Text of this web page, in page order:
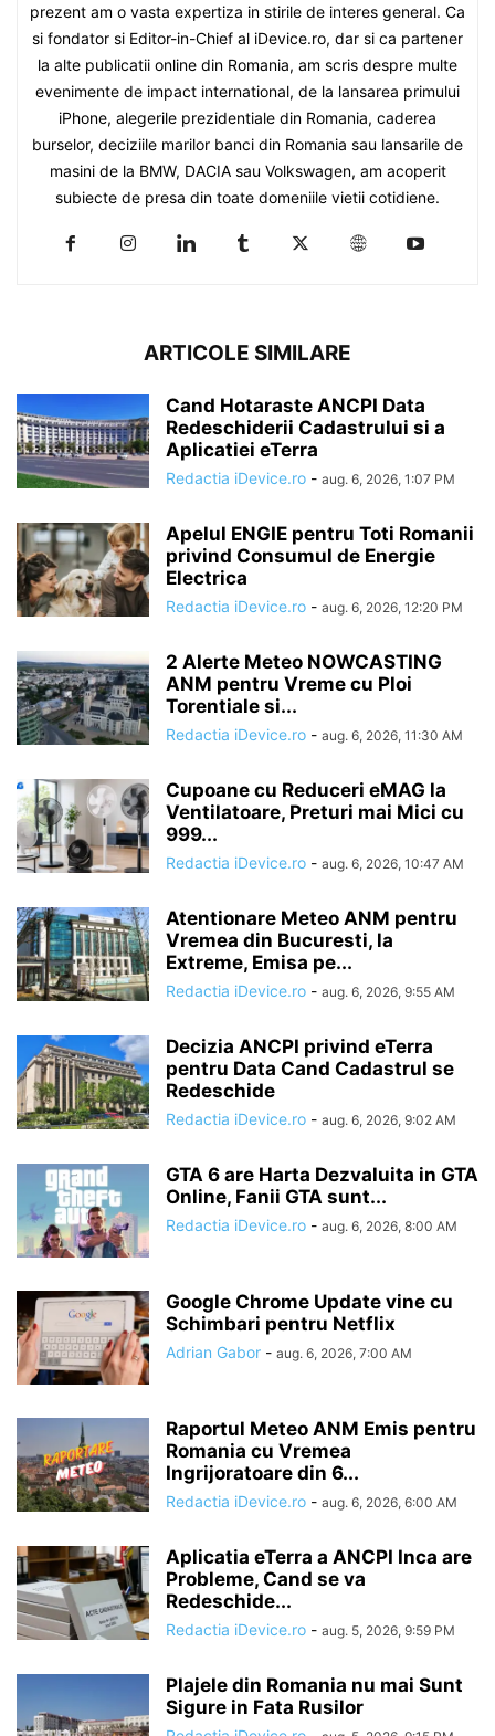
prezent am o vasta expertiza in stirile de interes general. Ca
si fondator si Editor-in-Chief al iDevice.ro, dar si ca partener
la alte publicatii online din Romania, am scris despre multe
evenimente de impact international, de la lansarea primului
iPhone, alegerile prezidentiale din Romania, caderea
burselor, deciziile marilor banci din Romania sau lansarile de
masini de la BMW, DACIA sau Volkswagen, am acoperit
subiecte de presa din toate domeniile vietii cotidiene.
ARTICOLE SIMILARE
Cand Hotaraste ANCPI Data
Redeschiderii Cadastrului si a
Aplicatiei eTerra
Redactia iDevice.ro - aug. 6, 2026, 1:07 PM
Apelul ENGIE pentru Toti Romanii
privind Consumul de Energie
Electrica
Redactia iDevice.ro - aug. 6, 2026, 12:20 PM
2 Alerte Meteo NOWCASTING
ANM pentru Vreme cu Ploi
Torentiale si...
Redactia iDevice.ro - aug. 6, 2026, 11:30 AM
Cupoane cu Reduceri eMAG la
Ventilatoare, Preturi mai Mici cu
999...
Redactia iDevice.ro - aug. 6, 2026, 10:47 AM
Atentionare Meteo ANM pentru
Vremea din Bucuresti, la
Extreme, Emisa pe...
Redactia iDevice.ro - aug. 6, 2026, 9:55 AM
Decizia ANCPI privind eTerra
pentru Data Cand Cadastrul se
Redeschide
Redactia iDevice.ro - aug. 6, 2026, 9:02 AM
GTA 6 are Harta Dezvaluita in GTA
Online, Fanii GTA sunt...
Redactia iDevice.ro - aug. 6, 2026, 8:00 AM
Google Chrome Update vine cu
Schimbari pentru Netflix
Adrian Gabor - aug. 6, 2026, 7:00 AM
Raportul Meteo ANM Emis pentru
Romania cu Vremea
Ingrijoratoare din 6...
Redactia iDevice.ro - aug. 6, 2026, 6:00 AM
Aplicatia eTerra a ANCPI Inca are
Probleme, Cand se va
Redeschide...
Redactia iDevice.ro - aug. 5, 2026, 9:59 PM
Plajele din Romania nu mai Sunt
Sigure in Fata Rusilor